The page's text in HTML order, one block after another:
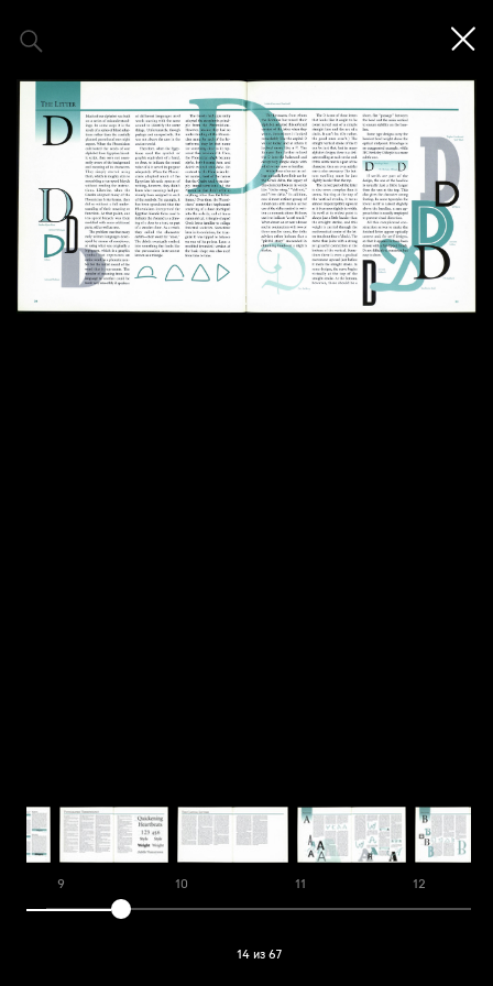
9 10 11 12
14 из 67